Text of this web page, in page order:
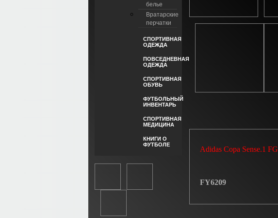
белье
Вратарские
перчатки
СПОРТИВНАЯ
ОДЕЖДА
ПОВСЕДНЕВНАЯ
ОДЕЖДА
СПОРТИВНАЯ
ОБУВЬ
ФУТБОЛЬНЫЙ
ИНВЕНТАРЬ
СПОРТИВНАЯ
МЕДИЦИНА
КНИГИ О
ФУТБОЛЕ
Adidas Copa Sense.1 FG
FY6209